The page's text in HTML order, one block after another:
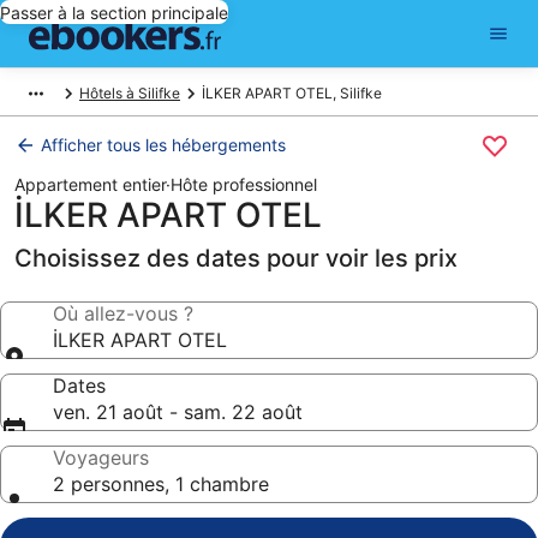
Passer à la section principale
Hôtels à Silifke İLKER APART OTEL, Silifke
Afficher tous les hébergements
Appartement entier·Hôte professionnel
İLKER APART OTEL
Choisissez des dates pour voir les prix
Où allez-vous ?
İLKER APART OTEL
Dates
ven. 21 août - sam. 22 août
Voyageurs
2 personnes, 1 chambre